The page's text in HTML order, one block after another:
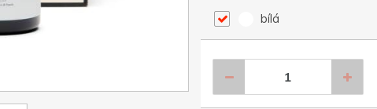
bílá